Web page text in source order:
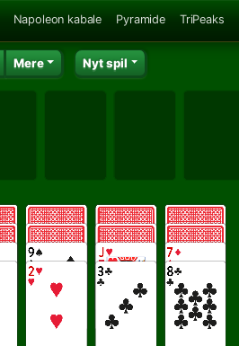
Napoleon kabale Pyramide TriPeaks
Mere Nyt spil